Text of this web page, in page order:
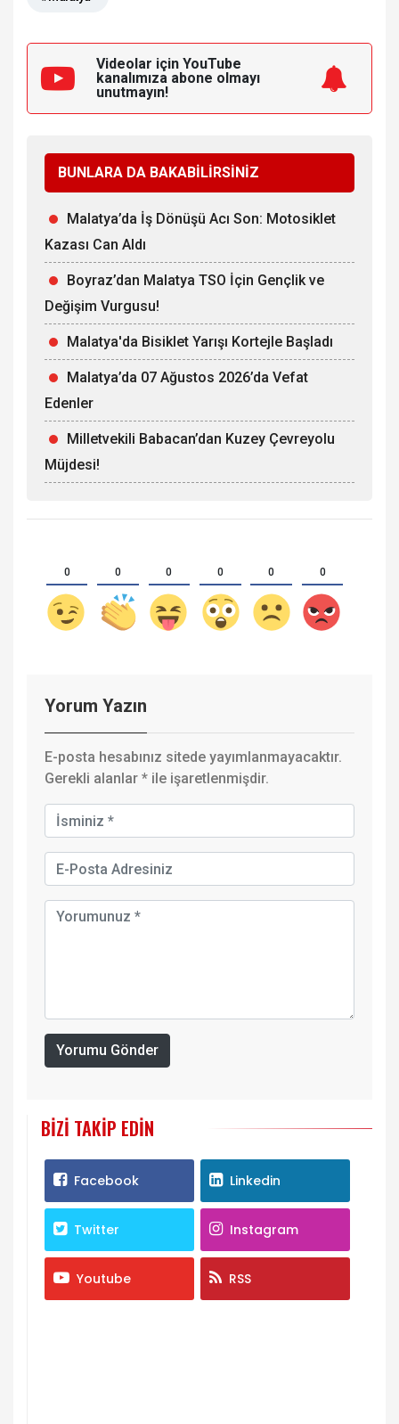
Videolar için YouTube
kanalımıza abone olmayı
unutmayın!
BUNLARA DA BAKABİLİRSİNİZ
Malatya’da İş Dönüşü Acı Son: Motosiklet
Kazası Can Aldı
Boyraz’dan Malatya TSO İçin Gençlik ve
Değişim Vurgusu!
Malatya'da Bisiklet Yarışı Kortejle Başladı
Malatya’da 07 Ağustos 2026’da Vefat
Edenler
Milletvekili Babacan’dan Kuzey Çevreyolu
Müjdesi!
0 0 0 0 0 0
Yorum Yazın
E-posta hesabınız sitede yayımlanmayacaktır.
Gerekli alanlar * ile işaretlenmişdir.
Yorumu Gönder
BIZI TAKIP EDIN
Facebook Linkedin
Twitter Instagram
Youtube RSS